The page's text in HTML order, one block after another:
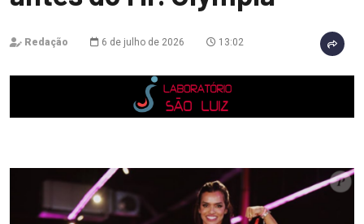
Redação 6 de julho de 2026 13:02